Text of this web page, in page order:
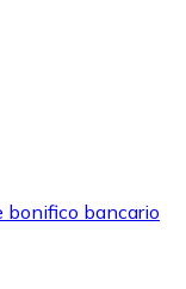
bonifico bancario